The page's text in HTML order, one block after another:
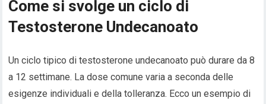
Come si svolge un ciclo di
Testosterone Undecanoato
Un ciclo tipico di testosterone undecanoato può durare da 8
a 12 settimane. La dose comune varia a seconda delle
esigenze individuali e della tolleranza. Ecco un esempio di